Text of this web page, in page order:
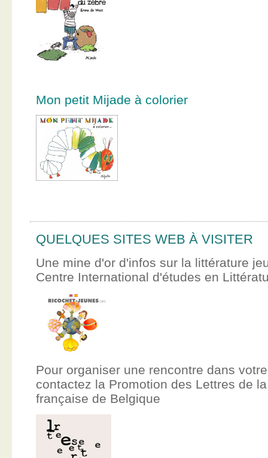
Mon petit Mijade à colorier
QUELQUES SITES WEB À VISITER
Une mine d'or d'infos sur la littérature
Centre International d'études en
Pour organiser une rencontre dans
contactez la Promotion des Lettres de
française de Belgique